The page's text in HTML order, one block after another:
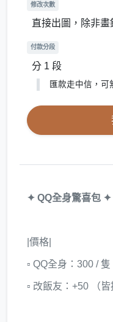
修改次數
直接出圖，除非
付款分段
分 1 段
匯款走中信，可
✦ QQ全身驚喜包 ✦
|價格|
▫ QQ全身：300 / 隻
▫ 改飯友：+50 （皆